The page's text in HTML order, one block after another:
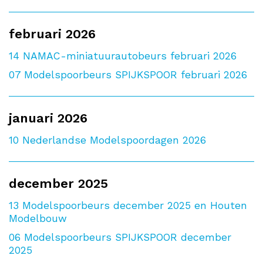
februari 2026
14 NAMAC-miniatuurautobeurs februari 2026
07 Modelspoorbeurs SPIJKSPOOR februari 2026
januari 2026
10 Nederlandse Modelspoordagen 2026
december 2025
13 Modelspoorbeurs december 2025 en Houten
Modelbouw
06 Modelspoorbeurs SPIJKSPOOR december
2025